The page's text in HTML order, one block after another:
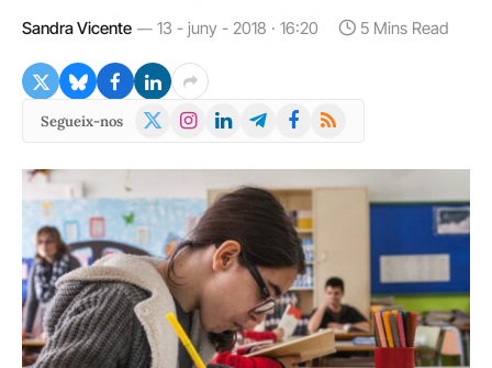
Sandra Vicente 13 - juny - 2018 · 16:20 5 Mins Read
Segueix-nos
X
Instagram
LinkedInTelegramFacebook
RSS